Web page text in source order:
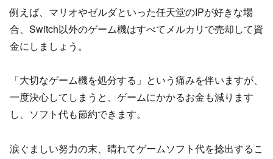
例えば、マリオやゼルダといった任天堂のIPが好きな場
合、Switch以外のゲーム機はすべてメルカリで売却して資
金にしましょう。
「大切なゲーム機を処分する」という痛みを伴いますが、
一度決心してしまうと、ゲームにかかるお金も減ります
し、ソフト代も節約できます。
涙ぐましい努力の末、晴れてゲームソフト代を捻出するこ